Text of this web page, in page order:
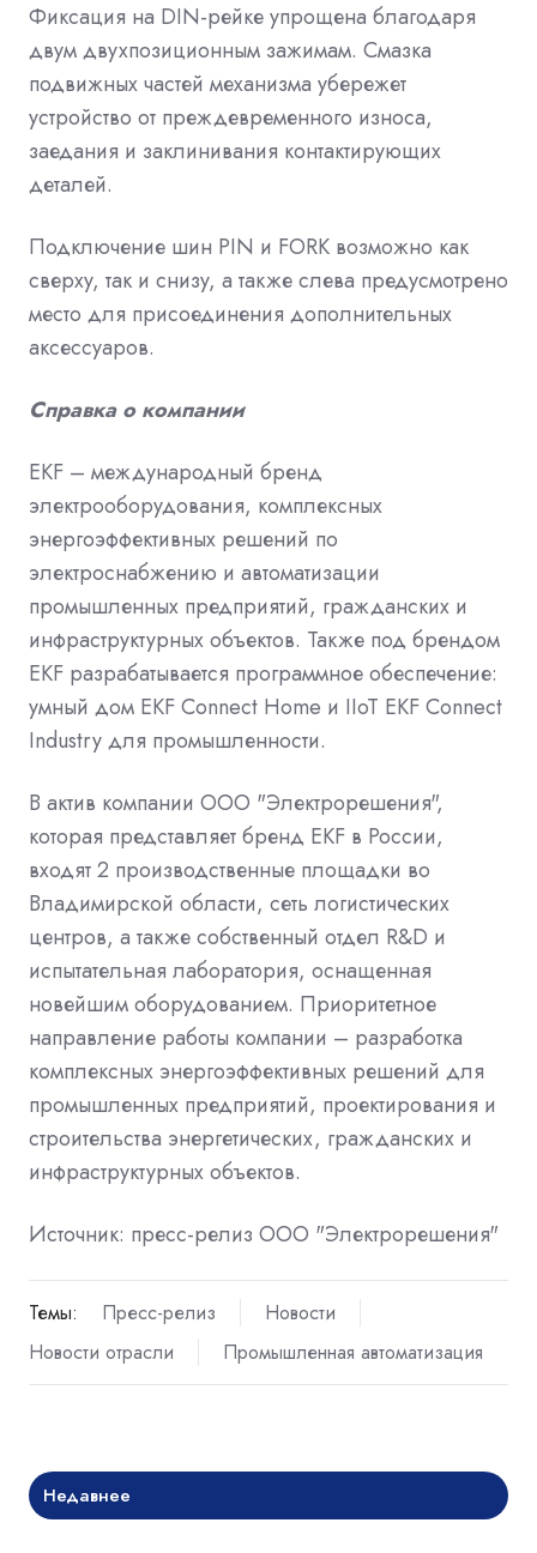
Фиксация на DIN-рейке упрощена благодаря
двум двухпозиционным зажимам. Смазка
подвижных частей механизма убережет
устройство от преждевременного износа,
заедания и заклинивания контактирующих
деталей.
Подключение шин PIN и FORK возможно как
сверху, так и снизу, а также слева предусмотрено
место для присоединения дополнительных
аксессуаров.
Справка о компании
EKF – международный бренд
электрооборудования, комплексных
энергоэффективных решений по
электроснабжению и автоматизации
промышленных предприятий, гражданских и
инфраструктурных объектов. Также под брендом
EKF разрабатывается программное обеспечение:
умный дом EKF Connect Home и IIoT EKF Connect
Industry для промышленности.
В актив компании ООО "Электрорешения",
которая представляет бренд EKF в России,
входят 2 производственные площадки во
Владимирской области, сеть логистических
центров, а также собственный отдел R&D и
испытательная лаборатория, оснащенная
новейшим оборудованием. Приоритетное
направление работы компании – разработка
комплексных энергоэффективных решений для
промышленных предприятий, проектирования и
строительства энергетических, гражданских и
инфраструктурных объектов.
Источник: пресс-релиз ООО "Электрорешения"
Темы: Пресс-релиз
Новости
Новости отрасли
Промышленная автоматизация
Недавнее